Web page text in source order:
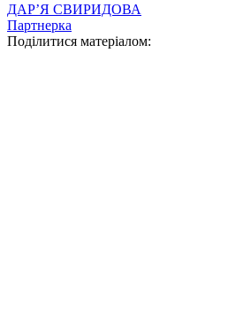
ДАР’Я СВИРИДОВА
Партнерка
Поділитися матеріалом: